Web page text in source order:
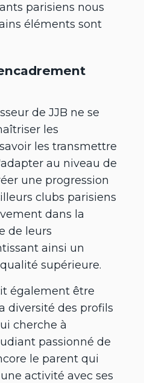
parisiens nous
éléments sont
de JJB ne se
les
les transmettre
au niveau de
une progression
clubs parisiens
dans la
de leurs
ainsi un
supérieure.
également être
diversité des profils
cherche à
passionné de
le parent qui
activité avec ses